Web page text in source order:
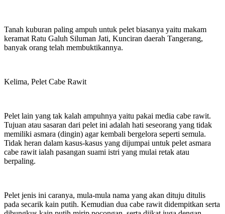
Tanah kuburan paling ampuh untuk pelet biasanya yaitu makam
keramat Ratu Galuh Siluman Jati, Kunciran daerah Tangerang,
banyak orang telah membuktikannya.
Kelima, Pelet Cabe Rawit
Pelet lain yang tak kalah ampuhnya yaitu pakai media cabe rawit.
Tujuan atau sasaran dari pelet ini adalah hati seseorang yang tidak
memiliki asmara (dingin) agar kembali bergelora seperti semula.
Tidak heran dalam kasus-kasus yang dijumpai untuk pelet asmara
cabe rawit ialah pasangan suami istri yang mulai retak atau
berpaling.
Pelet jenis ini caranya, mula-mula nama yang akan dituju ditulis
pada secarik kain putih. Kemudian dua cabe rawit didempitkan serta